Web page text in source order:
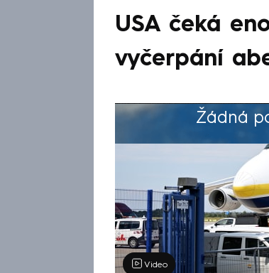
USA čeká
vyčerpání
Žádná
Výběr redakce
Video